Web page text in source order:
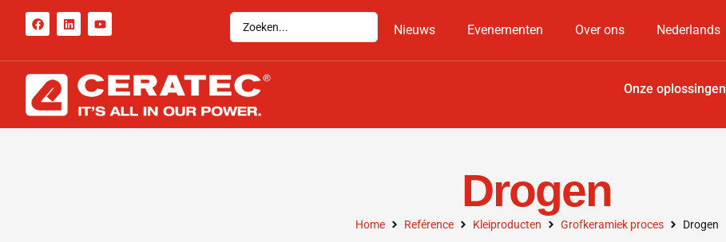
Nieuws Evenementen Over ons Nederlands
Onze oplossingen
Drogen
Home Reférence Kleiproducten Grofkeramiek proces Drogen